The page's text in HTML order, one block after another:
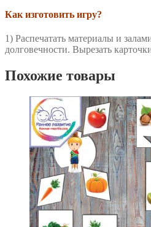
Как изготовить игру?
1) Распечатать материалы и
долговечности. Вырезать
Похожие товары